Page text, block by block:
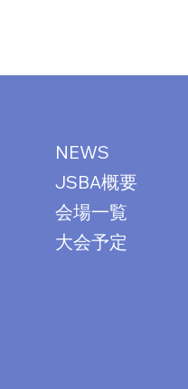
NEWS
JSBA概要
会場一覧
大会予定